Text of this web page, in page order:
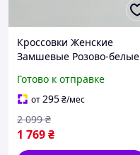
Кроссовки Женские
Замшевые Розово-белые
Спортивные Denver
Кросівки Жіночі Замшеві
Рожево-білі Демісезон
Спортивні
Готово к отправке
от295₴/мес
1 769₴
2 099 ₴